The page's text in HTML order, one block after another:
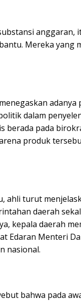
anggaran,
Mereka yang
dalam
berada pada
produk
ahli turut
daerah
kepala daerah
Edaran Menteri
nasional.
bahwa pada